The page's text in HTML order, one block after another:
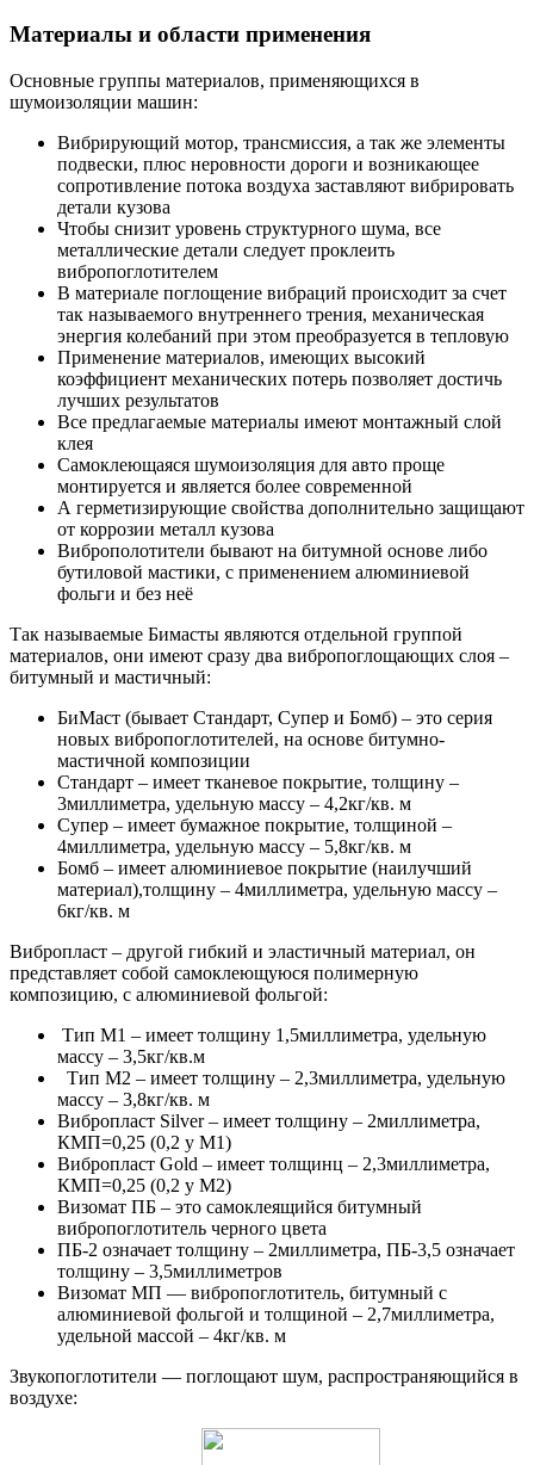
Материалы и области применения
Основные группы материалов, применяющихся в
шумоизоляции машин:
Вибрирующий мотор, трансмиссия, а так же элементы
подвески, плюс неровности дороги и возникающее
сопротивление потока воздуха заставляют вибрировать
детали кузова
Чтобы снизит уровень структурного шума, все
металлические детали следует проклеить
вибропоглотителем
В материале поглощение вибраций происходит за счет
так называемого внутреннего трения, механическая
энергия колебаний при этом преобразуется в тепловую
Применение материалов, имеющих высокий
коэффициент механических потерь позволяет достичь
лучших результатов
Все предлагаемые материалы имеют монтажный слой
клея
Самоклеющаяся шумоизоляция для авто проще
монтируется и является более современной
А герметизирующие свойства дополнительно защищают
от коррозии металл кузова
Виброполотители бывают на битумной основе либо
бутиловой мастики, с применением алюминиевой
фольги и без неё
Так называемые Бимасты являются отдельной группой
материалов, они имеют сразу два вибропоглощающих слоя –
битумный и мастичный:
БиМаст (бывает Стандарт, Супер и Бомб) – это серия
новых вибропоглотителей, на основе битумно-
мастичной композиции
Стандарт – имеет тканевое покрытие, толщину –
3миллиметра, удельную массу – 4,2кг/кв. м
Супер – имеет бумажное покрытие, толщиной –
4миллиметра, удельную массу – 5,8кг/кв. м
Бомб – имеет алюминиевое покрытие (наилучший
материал),толщину – 4миллиметра, удельную массу –
6кг/кв. м
Вибропласт – другой гибкий и эластичный материал, он
представляет собой самоклеющуюся полимерную
композицию, с алюминиевой фольгой:
Тип М1 – имеет толщину 1,5миллиметра, удельную
массу – 3,5кг/кв.м
Тип М2 – имеет толщину – 2,3миллиметра, удельную
массу – 3,8кг/кв. м
Вибропласт Silver – имеет толщину – 2миллиметра,
КМП=0,25 (0,2 у М1)
Вибропласт Gold – имеет толщинц – 2,3миллиметра,
КМП=0,25 (0,2 у М2)
Визомат ПБ – это самоклеящийся битумный
вибропоглотитель черного цвета
ПБ-2 означает толщину – 2миллиметра, ПБ-3,5 означает
толщину – 3,5миллиметров
Визомат МП — вибропоглотитель, битумный с
алюминиевой фольгой и толщиной – 2,7миллиметра,
удельной массой – 4кг/кв. м
Звукопоглотители — поглощают шум, распространяющийся в
воздухе: